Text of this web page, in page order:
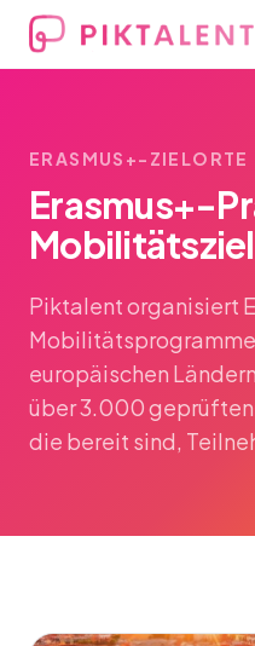
ERASMUS+-ZIELORTE
Erasmus+-
Piktalent organisiert
Mobilitätsprogramme
europäischen
über 3.000
die bereit sind,